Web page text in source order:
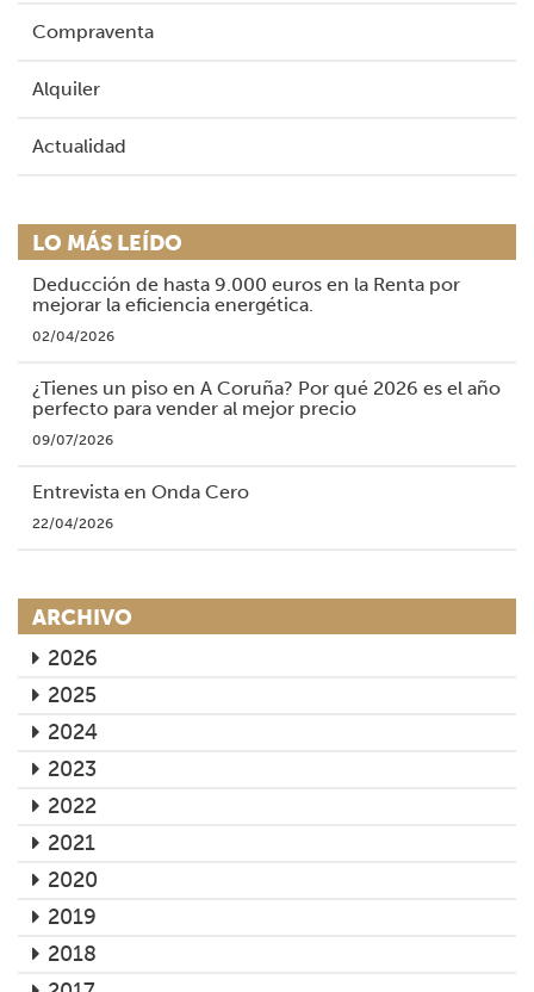
Compraventa
Alquiler
Actualidad
LO MÁS LEÍDO
Deducción de hasta 9.000 euros en la Renta por
mejorar la eficiencia energética.
02/04/2026
¿Tienes un piso en A Coruña? Por qué 2026 es el año
perfecto para vender al mejor precio
09/07/2026
Entrevista en Onda Cero
22/04/2026
ARCHIVO
2026
2025
2024
2023
2022
2021
2020
2019
2018